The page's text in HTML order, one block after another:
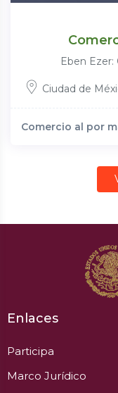
Eben
Ciudad de
Comercio al por
Enlaces
Participa
Marco Jurídico